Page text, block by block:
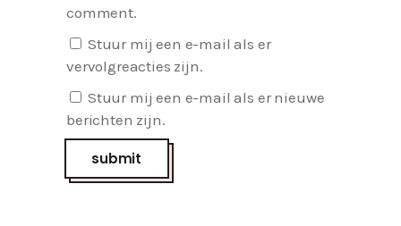
comment.
Stuur mij een e-mail als er
vervolgreacties zijn.
Stuur mij een e-mail als er nieuwe
berichten zijn.